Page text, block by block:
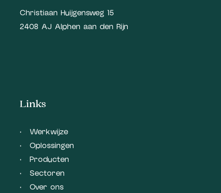
Christiaan Huijgensweg 15
2408 AJ Alphen aan den Rijn
Links
Werkwijze
Oplossingen
Producten
Sectoren
Over ons